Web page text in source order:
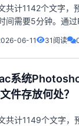
共计1142个文字，
间需要5分钟。通过
据缓存提升数据库访
法：在Web开发中
取和写入是常见的
据库则是存储和管
要工具。频繁的数
导致性能下降，因
06-11 31阅读
系统
件存放何处？
共计1149个文字，